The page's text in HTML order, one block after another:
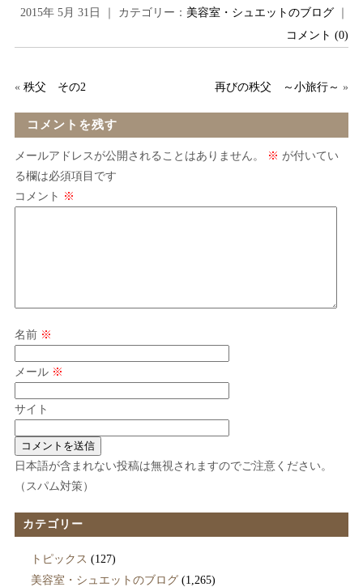
2015年 5月 31日 ｜ カテゴリー： 美容室・シュエットのブログ
コメント (0)
« 秩父 その2 再びの秩父 ～小旅行～ »
コメントを残す
メールアドレスが公開されることはありません。 ※ が付いてい
る欄は必須項目です
コメント ※
名前 ※
メール ※
サイト
日本語が含まれない投稿は無視されますのでご注意ください。
（スパム対策）
カテゴリー
トピックス (127)
美容室・シュエットのブログ(1,265)